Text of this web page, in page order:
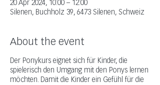
20 Apr 2024, 10:00 – 12:00
Silenen, Buchholz 39, 6473 Silenen, Schweiz
About the event
Der Ponykurs eignet sich für Kinder, die
spielerisch den Umgang mit den Ponys lernen
möchten. Damit die Kinder ein Gefühl für die